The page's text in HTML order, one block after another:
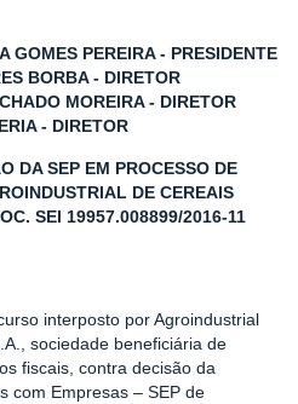
GOMES PEREIRA - PRESIDENTE
BORBA - DIRETOR
MOREIRA - DIRETOR
- DIRETOR
DA SEP EM PROCESSO DE
DE CEREAIS
SEI 19957.008899/2016-11
interposto por Agroindustrial
sociedade beneficiária de
fiscais, contra decisão da
com Empresas – SEP de